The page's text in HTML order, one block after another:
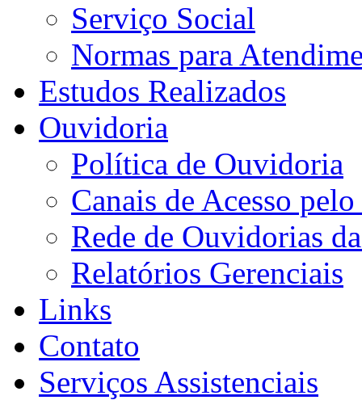
Serviço Social
Normas para
Estudos Realizados
Ouvidoria
Política de Ouvidoria
Canais de Acesso
Rede de Ouvidorias
Relatórios Gerenciais
Links
Contato
Serviços Assistenciais